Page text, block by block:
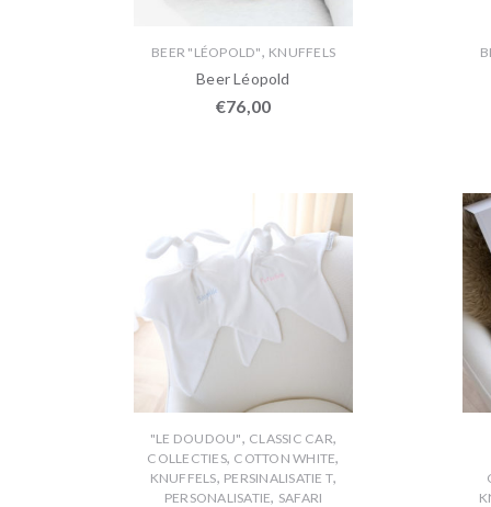
BEER "LÉOPOLD", KNUFFELS
Beer Léopold
€76,00
"LE DOUDOU", CLASSIC CAR,
COLLECTIES, COTTON WHITE,
KNUFFELS, PERSINALISATIE T,
PERSONALISATIE, SAFARI